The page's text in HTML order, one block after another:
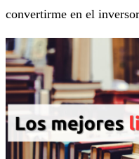
convertirme en el